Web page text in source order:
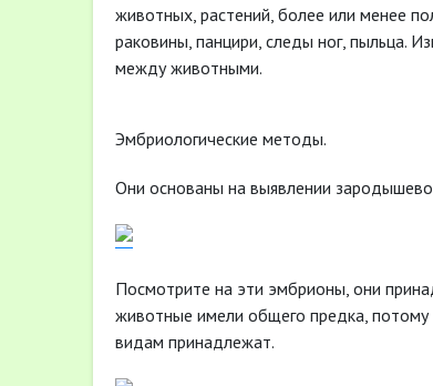
животных, растений, более или менее
раковины, панцири, следы ног, пыльца.
между животными.
Эмбриологические методы.
Они основаны на выявлении
Посмотрите на эти эмбрионы, они
животные имели общего предка, потому
видам принадлежат.